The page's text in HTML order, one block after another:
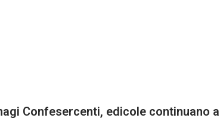
Confesercenti, edicole continuano a